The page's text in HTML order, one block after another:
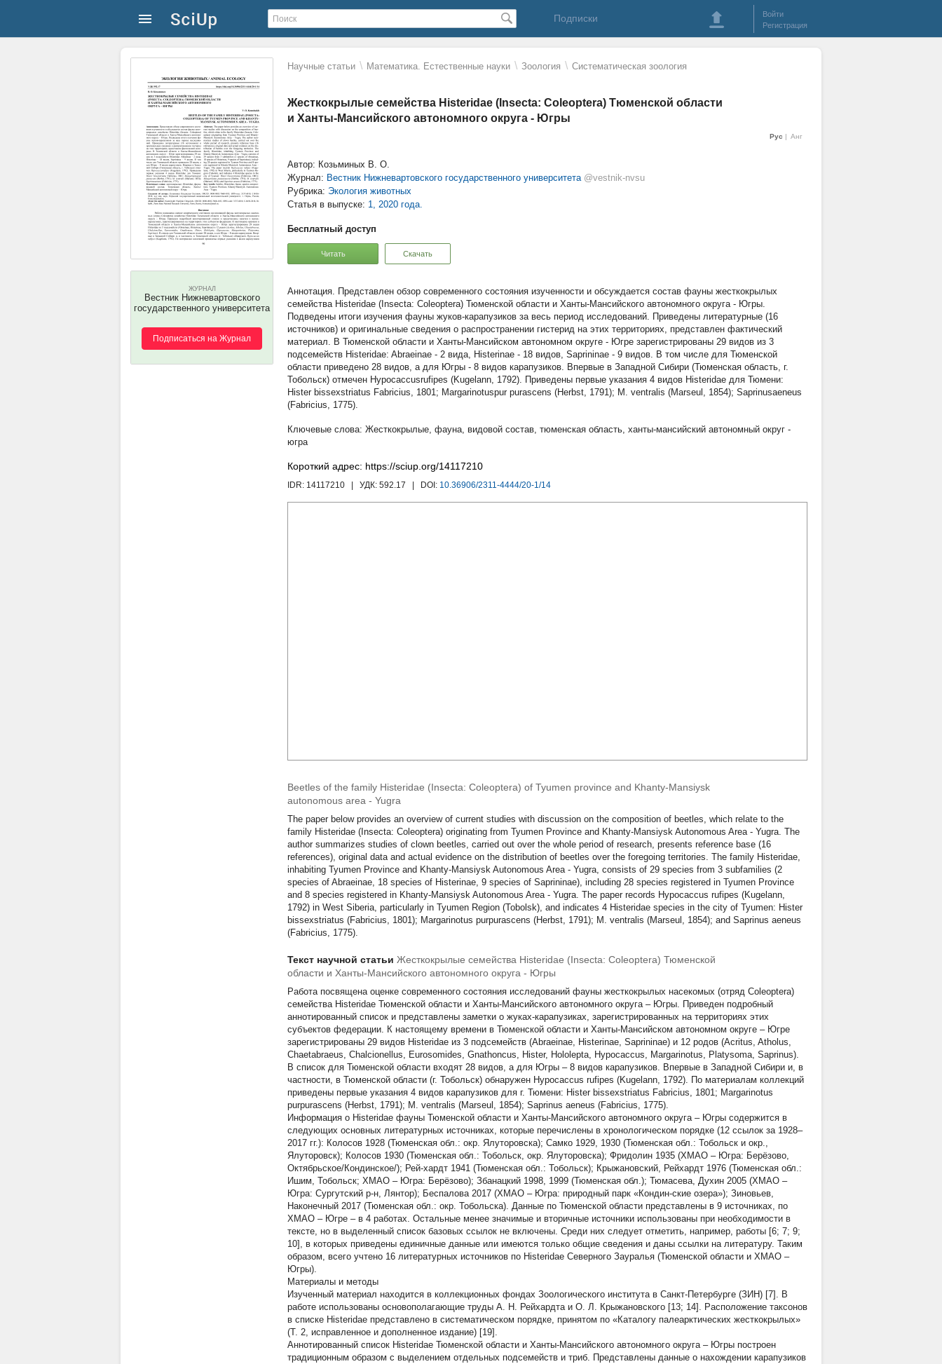
Подписки
Войти
Регистрация
Научные статьи \ Математика. Естественные науки \ Зоология \ Систематическая зоология
Жесткокрылые семейства Histeridae (Insecta: Coleoptera) Тюменской области
и Ханты-Мансийского автономного округа - Югры
Рус Анг
ЖУРНАЛ
Вестник Нижневартовского
государственного университета
Подписаться на Журнал
Автор: Козьминых В. О.
Журнал: Вестник Нижневартовского государственного университета @vestnik-nvsu
Рубрика: Экология животных
Статья в выпуске: 1, 2020 года.
Бесплатный доступ
Читать Скачать
Представлен обзор современного состояния изученности и обсуждается состав фауны жесткокрылых
семейства Histeridae (Insecta: Coleoptera) Тюменской области и Ханты-Мансийского автономного округа - Югры.
Подведены итоги изучения фауны жуков-карапузиков за весь период исследований. Приведены литературные (16
источников) и оригинальные сведения о распространении гистерид на этих территориях, представлен фактический
материал. В Тюменской области и Ханты-Мансийском автономном округе - Югре зарегистрированы 29 видов из 3
подсемейств Histeridae: Abraeinae - 2 вида, Histerinae - 18 видов, Saprininae - 9 видов. В том числе для Тюменской
области приведено 28 видов, а для Югры - 8 видов карапузиков. Впервые в Западной Сибири (Тюменская область, г.
Тобольск) отмечен Hypocaccusrufipes (Kugelann, 1792). Приведены первые указания 4 видов Histeridae для Тюмени:
Hister bissexstriatus Fabricius, 1801; Margarinotuspur purascens (Herbst, 1791); M. ventralis (Marseul, 1854); Saprinusaeneus
(Fabricius, 1775).
Жесткокрылые, фауна, видовой состав, тюменская область, ханты-мансийский автономный округ -
югра
Короткий адрес: https://sciup.org/14117210
IDR: 14117210 | УДК: 592.17 | DOI: 10.36906/2311-4444/20-1/14
Beetles of the family Histeridae (Insecta: Coleoptera) of Tyumen province and Khanty-Mansiysk
autonomous area - Yugra
The paper below provides an overview of current studies with discussion on the composition of beetles, which relate to the
family Histeridae (Insecta: Coleoptera) originating from Tyumen Province and Khanty-Mansiysk Autonomous Area - Yugra. The
author summarizes studies of clown beetles, carried out over the whole period of research, presents reference base (16
references), original data and actual evidence on the distribution of beetles over the foregoing territories. The family Histeridae,
inhabiting Tyumen Province and Khanty-Mansiysk Autonomous Area - Yugra, consists of 29 species from 3 subfamilies (2
species of Abraeinae, 18 species of Histerinae, 9 species of Saprininae), including 28 species registered in Tyumen Province
and 8 species registered in Khanty-Mansiysk Autonomous Area - Yugra. The paper records Hypocaccus rufipes (Kugelann,
1792) in West Siberia, particularly in Tyumen Region (Tobolsk), and indicates 4 Histeridae species in the city of Tyumen: Hister
bissexstriatus (Fabricius, 1801); Margarinotus purpurascens (Herbst, 1791); M. ventralis (Marseul, 1854); and Saprinus aeneus
(Fabricius, 1775).
Текст научной статьи Жесткокрылые семейства Histeridae (Insecta: Coleoptera) Тюменской
области и Ханты-Мансийского автономного округа - Югры
Работа посвящена оценке современного состояния исследований фауны жесткокрылых насекомых (отряд Coleoptera)
семейства Histeridae Тюменской области и Ханты-Мансийского автономного округа – Югры. Приведен подробный
аннотированный список и представлены заметки о жуках-карапузиках, зарегистрированных на территориях этих
субъектов федерации. К настоящему времени в Тюменской области и Ханты-Мансийском автономном округе – Югре
зарегистрированы 29 видов Histeridae из 3 подсемейств (Abraeinae, Histerinae, Saprininae) и 12 родов (Acritus, Atholus,
Chaetabraeus, Chalcionellus, Eurosomides, Gnathoncus, Hister, Hololepta, Hypocaccus, Margarinotus, Platysoma, Saprinus).
В список для Тюменской области входят 28 видов, а для Югры – 8 видов карапузиков. Впервые в Западной Сибири и, в
частности, в Тюменской области (г. Тобольск) обнаружен Hypocaccus rufipes (Kugelann, 1792). По материалам коллекций
приведены первые указания 4 видов карапузиков для г. Тюмени: Hister bissexstriatus Fabricius, 1801; Margarinotus
purpurascens (Herbst, 1791); M. ventralis (Marseul, 1854); Saprinus aeneus (Fabricius, 1775).
Информация о Histeridae фауны Тюменской области и Ханты-Мансийского автономного округа – Югры содержится в
следующих основных литературных источниках, которые перечислены в хронологическом порядке (12 ссылок за 1928–
2017 гг.): Колосов 1928 (Тюменская обл.: окр. Ялуторовска); Самко 1929, 1930 (Тюменская обл.: Тобольск и окр.,
Ялуторовск); Колосов 1930 (Тюменская обл.: Тобольск, окр. Ялуторовска); Фридолин 1935 (ХМАО – Югра: Берёзово,
Октябрьское/Кондинское/); Рей-хардт 1941 (Тюменская обл.: Тобольск); Крыжановский, Рейхардт 1976 (Тюменская обл.:
Ишим, Тобольск; ХМАО – Югра: Берёзово); Збанацкий 1998, 1999 (Тюменская обл.); Тюмасева, Духин 2005 (ХМАО –
Югра: Сургутский р-н, Лянтор); Беспалова 2017 (ХМАО – Югра: природный парк «Кондин-ские озера»); Зиновьев,
Наконечный 2017 (Тюменская обл.: окр. Тобольска). Данные по Тюменской области представлены в 9 источниках, по
ХМАО – Югре – в 4 работах. Остальные менее значимые и вторичные источники использованы при необходимости в
тексте, но в выделенный список базовых ссылок не включены. Среди них следует отметить, например, работы [6; 7; 9;
10], в которых приведены единичные данные или имеются только общие сведения и даны ссылки на литературу. Таким
образом, всего учтено 16 литературных источников по Histeridae Северного Зауралья (Тюменской области и ХМАО –
Югры).
Материалы и методы
Изученный материал находится в коллекционных фондах Зоологического института в Санкт-Петербурге (ЗИН) [7]. В
работе использованы основополагающие труды А. Н. Рейхардта и О. Л. Крыжановского [13; 14]. Расположение таксонов
в списке Histeridae представлено в систематическом порядке, принятом по «Каталогу палеарктических жесткокрылых»
(Т. 2, исправленное и дополненное издание) [19].
Аннотированный список Histeridae Тюменской области и Ханты-Мансийского автономного округа – Югры построен
традиционным образом с выделением отдельных подсемейств и триб. Представлены данные о нахождении карапузиков